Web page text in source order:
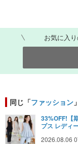
お気に入
同じ「ファッション
33%OFF!【
プス レディ
2026.08.06